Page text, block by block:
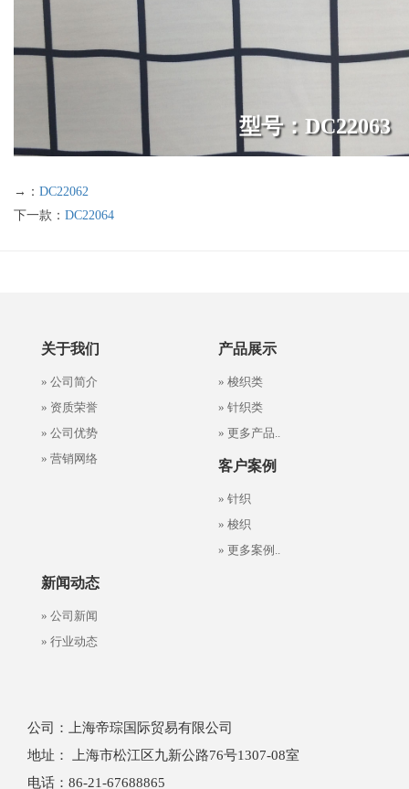
型号：DC22063
→： DC22062
下一款： DC22064
关于我们
» 公司简介
» 资质荣誉
» 公司优势
» 营销网络
产品展示
» 梭织类
» 针织类
» 更多产品..
客户案例
» 针织
» 梭织
» 更多案例..
新闻动态
» 公司新闻
» 行业动态
公司：上海帝琮国际贸易有限公司
地址： 上海市松江区九新公路76号1307-08室
电话：86-21-67688865